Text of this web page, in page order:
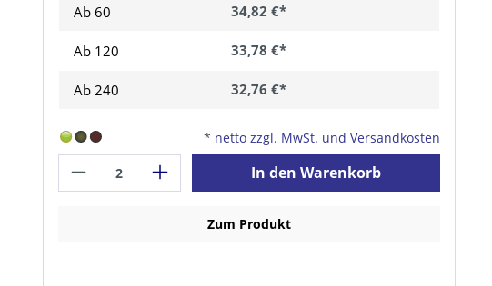
Ab 60 34,82 €*
Ab 120 33,78 €*
Ab 240 32,76 €*
* netto zzgl. MwSt. und Versandkosten
In den Warenkorb
Zum Produkt